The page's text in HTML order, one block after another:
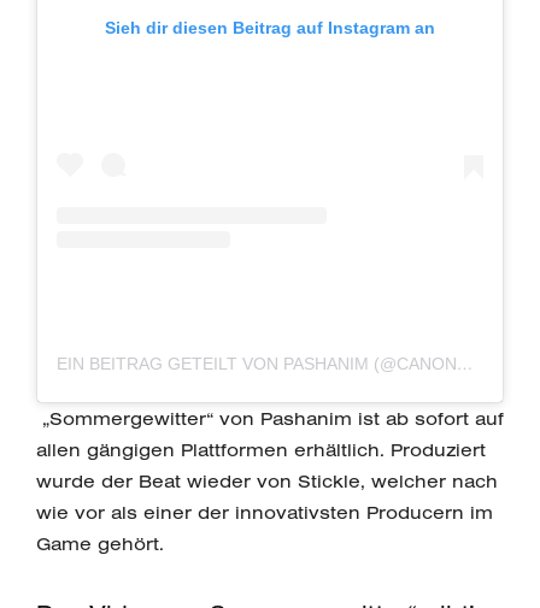
Sieh dir diesen Beitrag auf Instagram an
EIN BEITRAG GETEILT VON PASHANIM (@CANONULLDREINULL)
„Sommergewitter“ von Pashanim ist ab sofort auf
allen gängigen Plattformen erhältlich. Produziert
wurde der Beat wieder von Stickle, welcher nach
wie vor als einer der innovativsten Producern im
Game gehört.